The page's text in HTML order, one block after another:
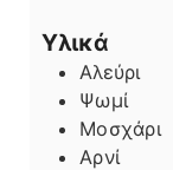
Υλικά
Αλεύρι
Ψωμί
Μοσχάρι
Αρνί